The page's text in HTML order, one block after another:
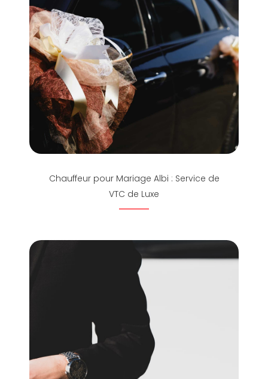
Chauffeur pour Mariage Albi : Service de
VTC de Luxe